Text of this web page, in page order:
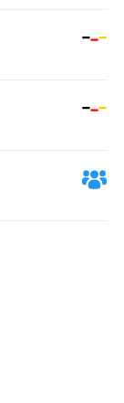
00:00-24:00